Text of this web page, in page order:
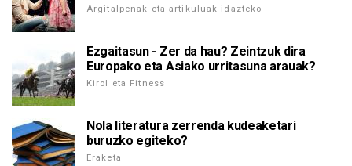
Argitalpenak eta artikuluak idazteko
Ezgaitasun - Zer da hau? Zeintzuk dira
Europako eta Asiako urritasuna arauak?
Kirol eta Fitness
Nola literatura zerrenda kudeaketari
buruzko egiteko?
Eraketa